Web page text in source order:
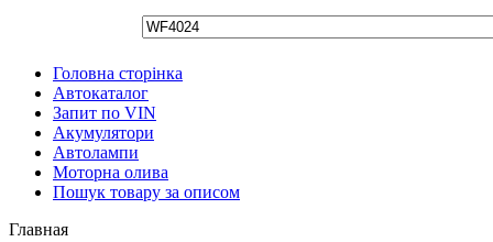
Головна сторінка
Автокаталог
Запит по VIN
Акумулятори
Автолампи
Моторна олива
Пошук товару за описом
Главная